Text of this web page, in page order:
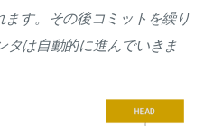
ます。その後コミットを繰り
タは自動的に進んでいきま